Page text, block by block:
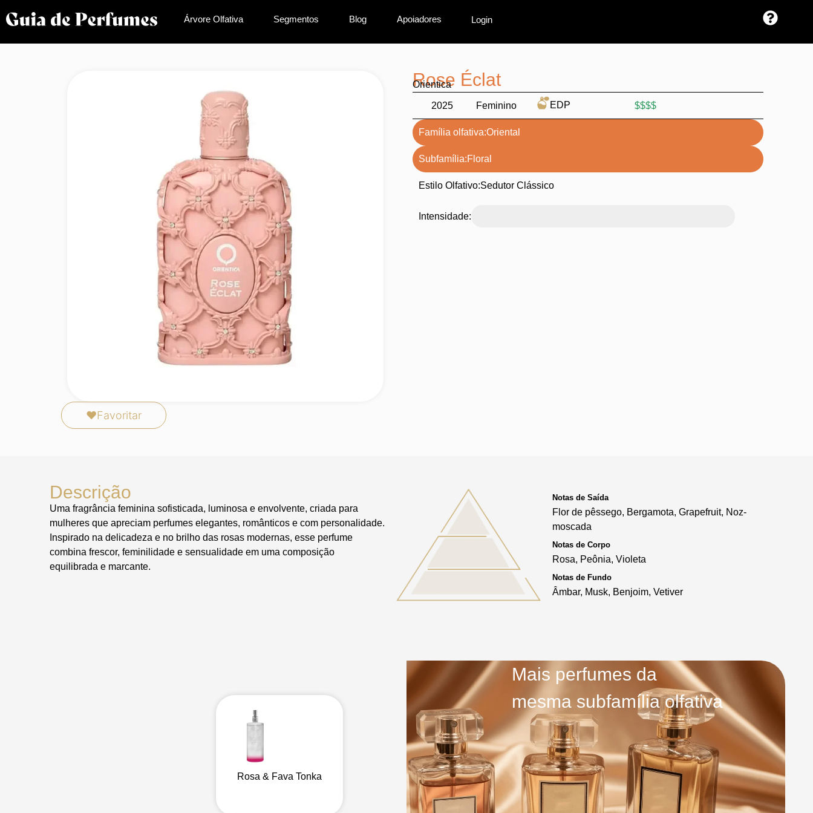
Árvore Olfativa Segmentos Blog Apoiadores Login
❤Favoritar
Rose Éclat
Orientica
2025 Feminino EDP $$$$
Família olfativa:Oriental
Subfamília:Floral
Estilo Olfativo:Sedutor Clássico
Intensidade:
Descrição
Uma fragrância feminina sofisticada, luminosa e envolvente, criada para
mulheres que apreciam perfumes elegantes, românticos e com personalidade.
Inspirado na delicadeza e no brilho das rosas modernas, esse perfume
combina frescor, feminilidade e sensualidade em uma composição
equilibrada e marcante.
Notas de Saída
Flor de pêssego, Bergamota, Grapefruit, Noz-
moscada
Notas de Corpo
Rosa, Peônia, Violeta
Notas de Fundo
Âmbar, Musk, Benjoim, Vetiver
Rosa & Fava Tonka Lumière d’Issey
Mais perfumes da
mesma subfamília olfativa